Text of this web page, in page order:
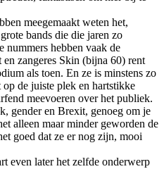
meegemaakt weten het,
bands die die jaren zo
nummers hebben vaak de
zangeres Skin (bijna 60) rent
als toen. En ze is minstens zo
de juiste plek en hartstikke
meevoeren over het publiek.
gender en Brexit, genoeg om je
alleen maar minder geworden de
goed dat ze er nog zijn, mooi
even later het zelfde onderwerp